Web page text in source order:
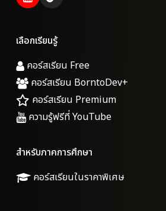
เลือกเรียนรู้
คอร์สเรียน Free
คอร์สเรียน BorntoDev+
คอร์สเรียน Premium
ความรู้ฟรีที่ YouTube
สำหรับภาคการศึกษา
คอร์สเรียนในราคาพิเศษ